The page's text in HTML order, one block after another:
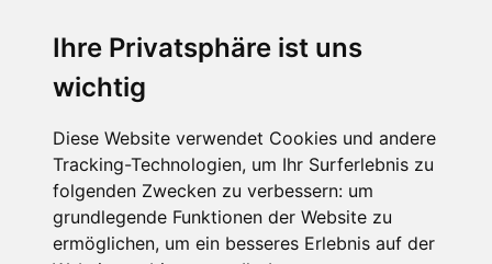
Ihre Privatsphäre ist uns
wichtig
Diese Website verwendet Cookies und andere
Tracking-Technologien, um Ihr Surferlebnis zu
folgenden Zwecken zu verbessern: um
grundlegende Funktionen der Website zu
ermöglichen, um ein besseres Erlebnis auf der
SERVICE
Datenschutz
Nutzungsbedingungen
Kontakt